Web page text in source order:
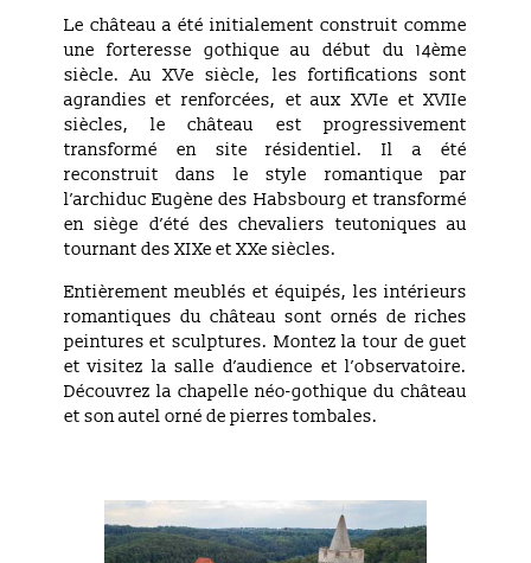
Le château a été initialement construit comme
une forteresse gothique au début du 14ème
siècle. Au XVe siècle, les fortifications sont
agrandies et renforcées, et aux XVIe et XVIIe
siècles, le château est progressivement
transformé en site résidentiel. Il a été
reconstruit dans le style romantique par
l’archiduc Eugène des Habsbourg et transformé
en siège d’été des chevaliers teutoniques au
tournant des XIXe et XXe siècles.
Entièrement meublés et équipés, les intérieurs
romantiques du château sont ornés de riches
peintures et sculptures. Montez la tour de guet
et visitez la salle d’audience et l’observatoire.
Découvrez la chapelle néo-gothique du château
et son autel orné de pierres tombales.